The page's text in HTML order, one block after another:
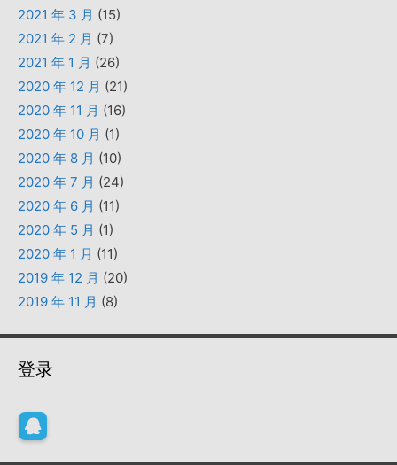
2021 年 3 月 (15)
2021 年 2 月 (7)
2021 年 1 月 (26)
2020 年 12 月 (21)
2020 年 11 月 (16)
2020 年 10 月 (1)
2020 年 8 月 (10)
2020 年 7 月 (24)
2020 年 6 月 (11)
2020 年 5 月 (1)
2020 年 1 月 (11)
2019 年 12 月 (20)
2019 年 11 月 (8)
登录